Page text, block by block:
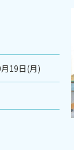
19日(月)